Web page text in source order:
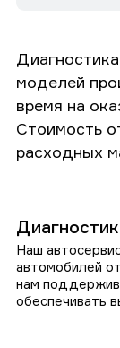
моделей
время на
Стоимость
расходных
Наш
автомобилей
нам
обеспечивать